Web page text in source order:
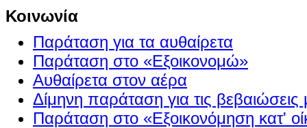
Κοινωνία
Παράταση για τα αυθαίρετα
Παράταση στο «Εξοικονομώ»
Αυθαίρετα στον αέρα
Δίμηνη παράταση για τις βεβαιώσεις
Παράταση στο «Εξοικονόμηση κατ'